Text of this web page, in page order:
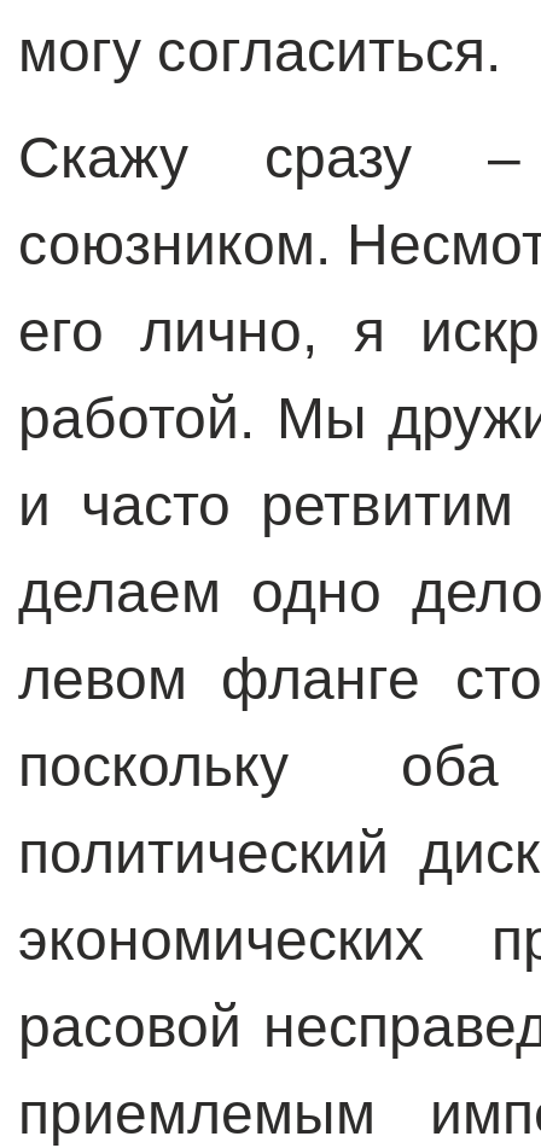
могу согласиться.
Скажу сразу
союзником.
его лично, я
работой. Мы
и часто
делаем одно
левом фланге
поскольку
политический
экономических
расовой
приемлемым